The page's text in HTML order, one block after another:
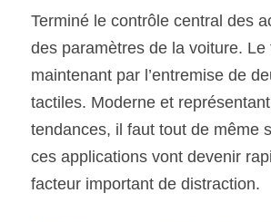
Terminé le contrôle central des
des paramètres de la voiture. Le
maintenant par l’entremise de
tactiles. Moderne et
tendances, il faut tout de même
ces applications vont devenir
facteur important de distraction.